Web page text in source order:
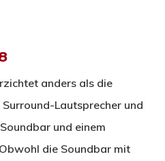
anders als die
Lautsprecher und
und einem
die Soundbar mit